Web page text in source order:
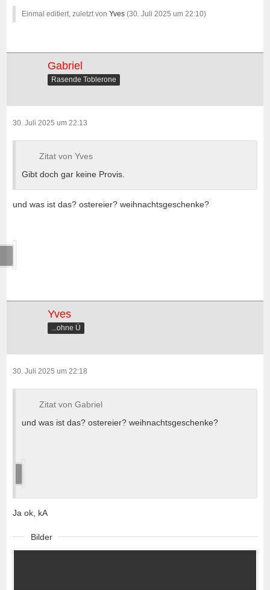
Einmal editiert, zuletzt von Yves (30. Juli 2025 um 22:10)
Gabriel
Rasende Toblerone
30. Juli 2025 um 22:13
Zitat von Yves
Gibt doch gar keine Provis.
und was ist das? ostereier? weihnachtsgeschenke?
Yves
...ohne Ü
30. Juli 2025 um 22:18
Zitat von Gabriel
und was ist das? ostereier? weihnachtsgeschenke?
Ja ok, kA
Bilder